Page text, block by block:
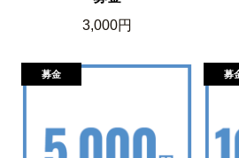
3,000円